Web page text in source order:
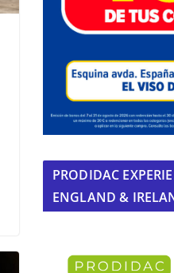
PRODIDAC
ENGLAND &